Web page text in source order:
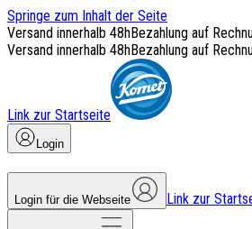
Springe zum Inhalt der Seite
Versand innerhalb 48hBezahlung auf
Versand innerhalb 48hBezahlung auf
Link zur Startseite
Login
Login für die Webseite Link zur